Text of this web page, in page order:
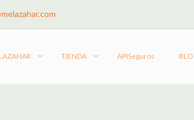
TIENDA APISeguros